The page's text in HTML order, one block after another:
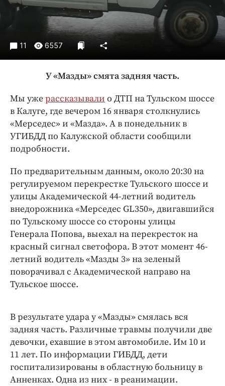
Блоги
Издания
Медиаперсона
Интересное чтиво
Клиника года
Работодатель года
11 6557
У «Мазды» смята задняя часть.
Мы ужерассказывали о ДТП на Тульском шоссе
в Калуге, где вечером 16 января столкнулись
«Мерседес» и «Мазда». А в понедельник в
УГИБДД по Калужской области сообщили
подробности.
По предварительным данным, около 20:30 на
регулируемом перекрестке Тульского шоссе и
улицы Академической 44-летний водитель
внедорожника «Мерседес GL350», двигавшийся
по Тульскому шоссе со стороны улицы
Генерала Попова, выехал на перекресток на
красный сигнал светофора. В этот момент 46-
летний водитель «Мазды 3» на зеленый
поворачивал с Академической направо на
Тульское шоссе.
В результате удара у «Мазды» смялась вся
задняя часть. Различные травмы получили две
девочки, ехавшие в этом автомобиле. Им 10 и
11 лет. По информации ГИБДД, дети
госпитализированы в областную больницу в
Анненках. Одна из них - в реанимации.